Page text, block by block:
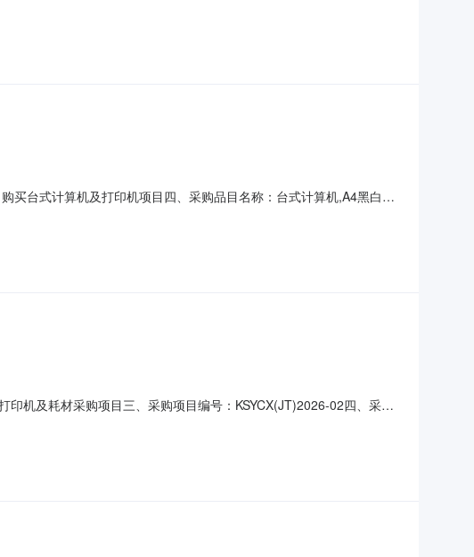
文件获取开始时间：2026-08-
买台式计算机及打印机项目四、采购品目名称：台式计算机,A4黑白打
机及耗材采购项目三、采购项目编号：KSYCX(JT)2026-02四、采购
各参加政府采购活动的供应商认为该采购结果和采购过程等使自己的